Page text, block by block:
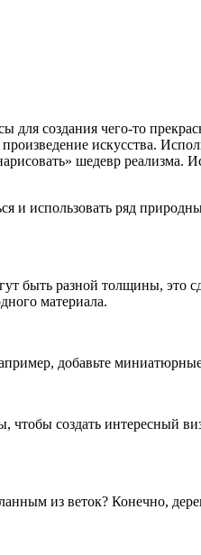
создания чего-то
искусства.
шедевр реализма.
использовать ряд
быть разной толщины, это
материала.
добавьте
создать интересный
из веток? Конечно,